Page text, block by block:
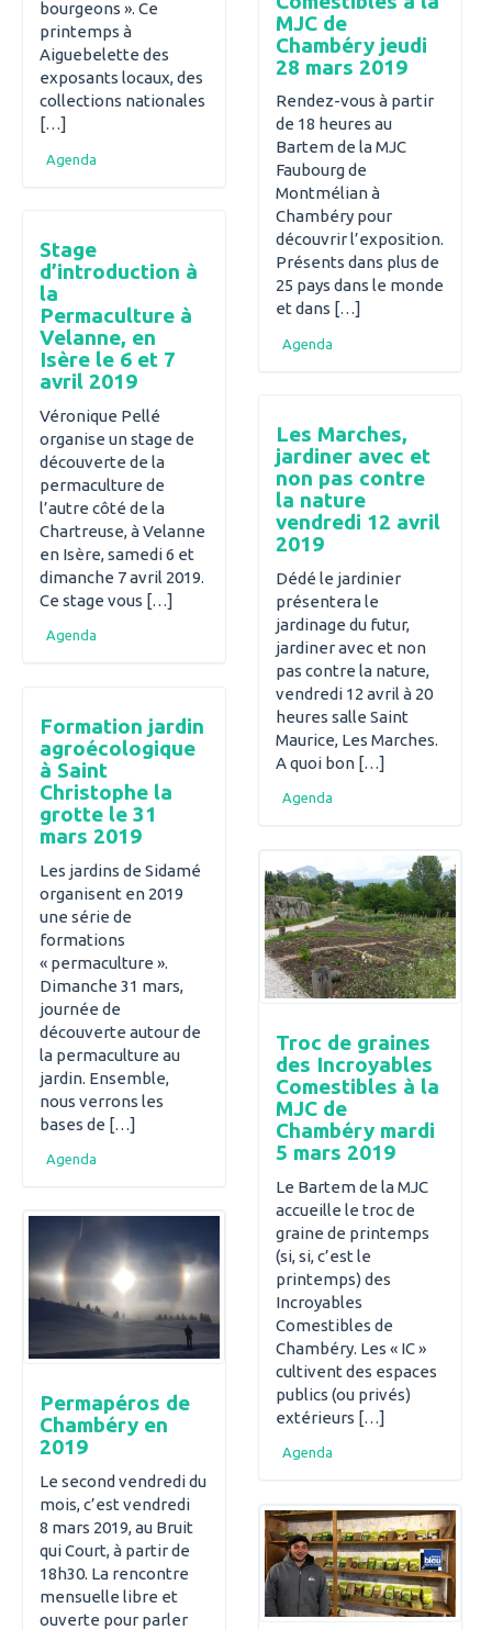
bourgeons ». Ce
printemps à
Aiguebelette des
exposants locaux, des
collections nationales
[…]
Agenda
MJC de
Chambéry jeudi
28 mars 2019
Rendez-vous à partir
de 18 heures au
Bartem de la MJC
Faubourg de
Montmélian à
Chambéry pour
découvrir l’exposition.
Présents dans plus de
25 pays dans le monde
et dans […]
Agenda
Stage
d’introduction à
la
Permaculture à
Velanne, en
Isère le 6 et 7
avril 2019
Véronique Pellé
organise un stage de
découverte de la
permaculture de
l’autre côté de la
Chartreuse, à Velanne
en Isère, samedi 6 et
dimanche 7 avril 2019.
Ce stage vous […]
Agenda
Les Marches,
jardiner avec et
non pas contre
la nature
vendredi 12 avril
2019
Dédé le jardinier
présentera le
jardinage du futur,
jardiner avec et non
pas contre la nature,
vendredi 12 avril à 20
heures salle Saint
Maurice, Les Marches.
A quoi bon […]
Agenda
Formation jardin
agroécologique
à Saint
Christophe la
grotte le 31
mars 2019
Les jardins de Sidamé
organisent en 2019
une série de
formations
« permaculture ».
Dimanche 31 mars,
journée de
découverte autour de
la permaculture au
jardin. Ensemble,
nous verrons les
bases de […]
Agenda
Troc de graines
des Incroyables
Comestibles à la
MJC de
Chambéry mardi
5 mars 2019
Le Bartem de la MJC
accueille le troc de
graine de printemps
(si, si, c’est le
printemps) des
Incroyables
Comestibles de
Chambéry. Les « IC »
cultivent des espaces
publics (ou privés)
extérieurs […]
Agenda
Permapéros de
Chambéry en
2019
Le second vendredi du
mois, c’est vendredi
8 mars 2019, au Bruit
qui Court, à partir de
18h30. La rencontre
mensuelle libre et
ouverte pour parler